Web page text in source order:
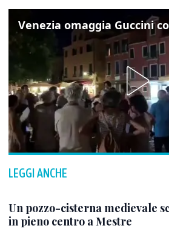
LEGGI ANCHE
Un pozzo-cisterna medievale
in pieno centro a Mestre